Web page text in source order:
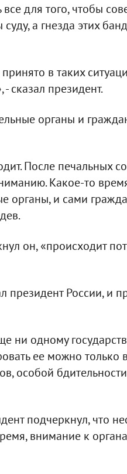
для того, чтобы
а гнезда этих
в таких
сказал президент.
органы и
После печальных
Какое-то
органы, и сами
он, «происходит
президент России, и
ни одному
ее можно только
особой
подчеркнул, что
внимание к